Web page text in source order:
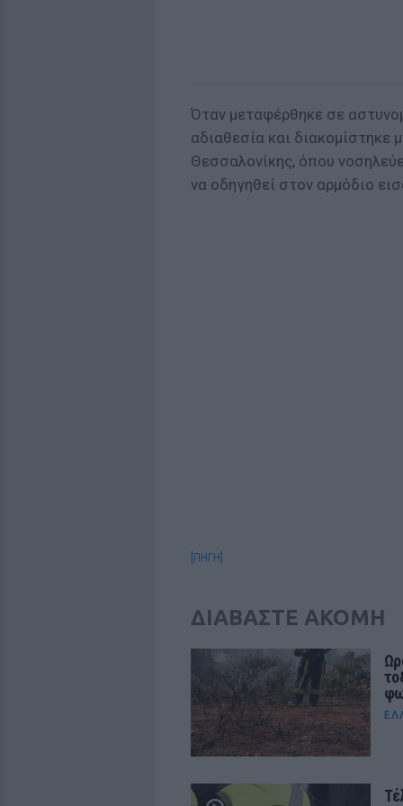
Όταν μεταφέρθηκε σε
αδιαθεσία και
Θεσσαλονίκης, όπου
να οδηγηθεί στον αρμόδιο
[ΠΗΓΗ]
ΔΙΑΒΑΣΤΕ ΑΚΟΜΗ